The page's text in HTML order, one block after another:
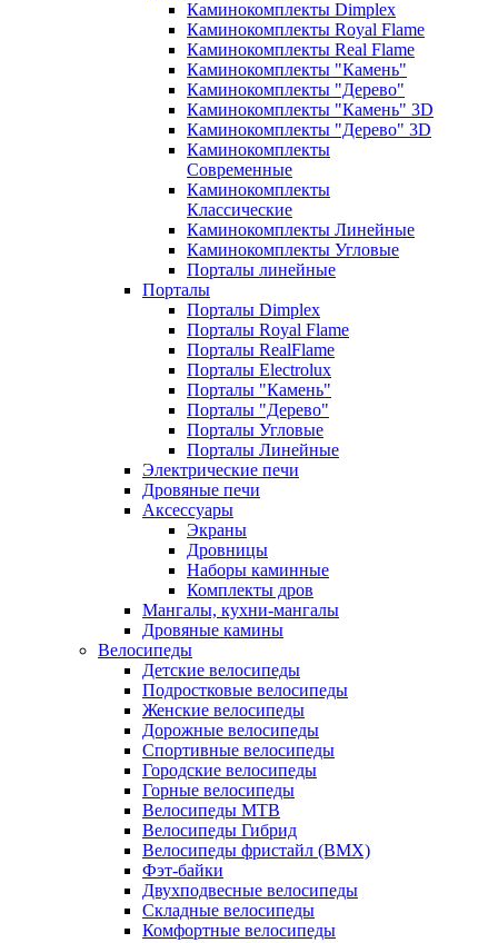
Каминокомплекты Dimplex
Каминокомплекты Royal Flame
Каминокомплекты Real Flame
Каминокомплекты "Камень"
Каминокомплекты "Дерево"
Каминокомплекты "Камень" 3D
Каминокомплекты "Дерево" 3D
Каминокомплекты
Современные
Каминокомплекты
Классические
Каминокомплекты Линейные
Каминокомплекты Угловые
Порталы линейные
Порталы
Порталы Dimplex
Порталы Royal Flame
Порталы RealFlame
Порталы Electrolux
Порталы "Камень"
Порталы "Дерево"
Порталы Угловые
Порталы Линейные
Электрические печи
Дровяные печи
Аксессуары
Экраны
Дровницы
Наборы каминные
Комплекты дров
Мангалы, кухни-мангалы
Дровяные камины
Велосипеды
Детские велосипеды
Подростковые велосипеды
Женские велосипеды
Дорожные велосипеды
Спортивные велосипеды
Городские велосипеды
Горные велосипеды
Велосипеды MTB
Велосипеды Гибрид
Велосипеды фристайл (BMX)
Фэт-байки
Двухподвесные велосипеды
Складные велосипеды
Комфортные велосипеды